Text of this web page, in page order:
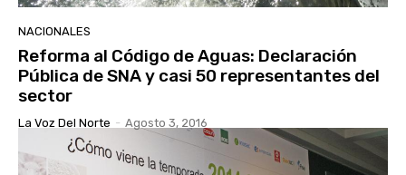
NACIONALES
Reforma al Código de Aguas: Declaración
Pública de SNA y casi 50 representantes del
sector
La Voz Del Norte - Agosto 3, 2016